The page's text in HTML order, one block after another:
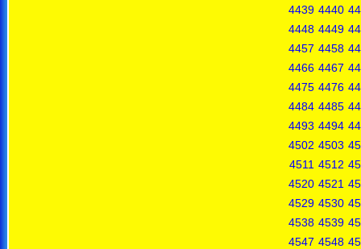
4439 4440
4448 4449
4457 4458
4466 4467
4475 4476
4484 4485
4493 4494
4502 4503
4511 4512
4520 4521
4529 4530
4538 4539
4547 4548